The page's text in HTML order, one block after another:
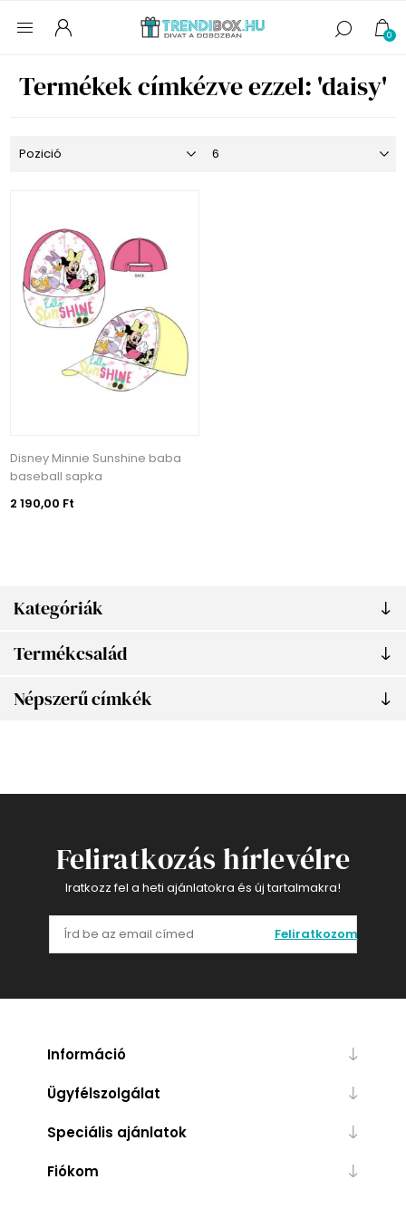
0
Kategóriák
Termékcsalád
Népszerű címkék
Termékek címkézve ezzel: 'daisy'
Disney Minnie Sunshine baba
baseball sapka
2 190,00 Ft
Feliratkozás hírlevélre
Iratkozz fel a heti ajánlatokra és új tartalmakra!
Feliratkozom
Információ
Ügyfélszolgálat
Speciális ajánlatok
Fiókom